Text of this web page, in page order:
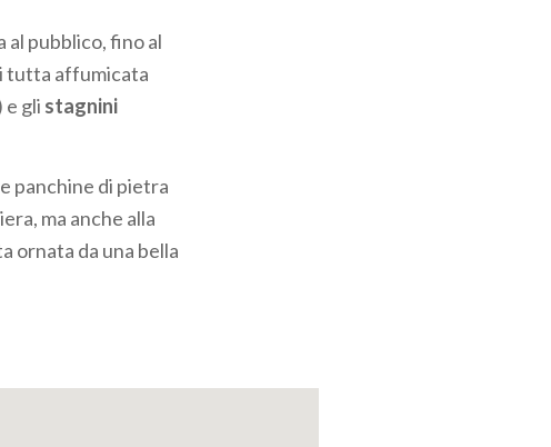
pubblico, fino al
tutta affumicata
e gli stagnini
panchine di pietra
ma anche alla
ornata da una bella